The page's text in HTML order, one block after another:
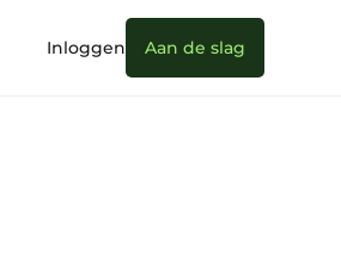
Inloggen Aan de slag